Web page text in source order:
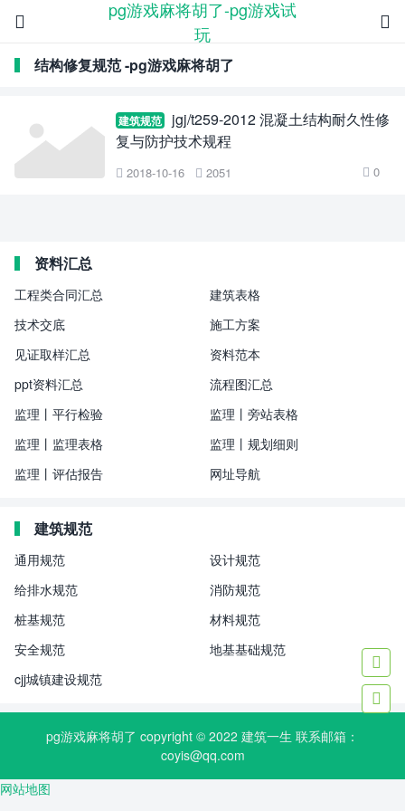
pg游戏麻将胡了-pg游戏试
玩


结构修复规范 -pg游戏麻将胡了
建筑规范
jgj/t259-2012 混凝土结构耐久性修
复与防护技术规程
 2018-10-16  2051  0
资料汇总
工程类合同汇总
建筑表格
技术交底
施工方案
见证取样汇总
资料范本
ppt资料汇总
流程图汇总
监理丨平行检验
监理丨旁站表格
监理丨监理表格
监理丨规划细则
监理丨评估报告
网址导航
建筑规范
通用规范
设计规范
给排水规范
消防规范
桩基规范
材料规范
安全规范
地基基础规范
cjj城镇建设规范


pg游戏麻将胡了 copyright © 2022 建筑一生 联系邮箱：
coyis@qq.com
网站地图